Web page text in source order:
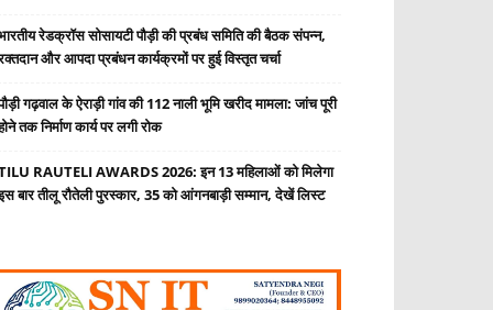
रेडक्रॉस सोसायटी पौड़ी की प्रबंध समिति की बैठक संपन्न,
और आपदा प्रबंधन कार्यक्रमों पर हुई विस्तृत चर्चा
गढ़वाल के ऐराड़ी गांव की 112 नाली भूमि खरीद मामला: जांच पूरी
तक निर्माण कार्य पर लगी रोक
RAUTELI AWARDS 2026: इन 13 महिलाओं को मिलेगा
बार तीलू रौतेली पुरस्कार, 35 को आंगनबाड़ी सम्मान, देखें लिस्ट